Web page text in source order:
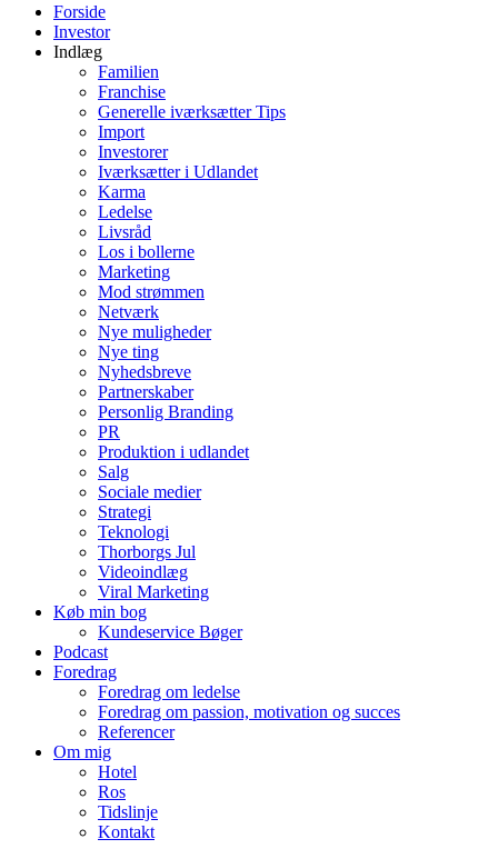
Forside
Investor
Indlæg
Familien
Franchise
Generelle iværksætter Tips
Import
Investorer
Iværksætter i Udlandet
Karma
Ledelse
Livsråd
Los i bollerne
Marketing
Mod strømmen
Netværk
Nye muligheder
Nye ting
Nyhedsbreve
Partnerskaber
Personlig Branding
PR
Produktion i udlandet
Salg
Sociale medier
Strategi
Teknologi
Thorborgs Jul
Videoindlæg
Viral Marketing
Køb min bog
Kundeservice Bøger
Podcast
Foredrag
Foredrag om ledelse
Foredrag om passion, motivation og succes
Referencer
Om mig
Hotel
Ros
Tidslinje
Kontakt